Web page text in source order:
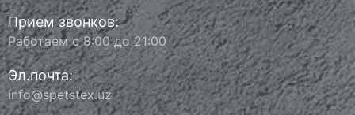
Прием звонков:
Работаем с 8:00 до 21:00
Эл.почта:
info@spetstex.uz